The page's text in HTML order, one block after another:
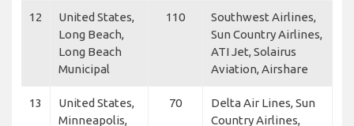
12
United States,
Long Beach,
Long Beach
Municipal
110
Southwest Airlines,
Sun Country Airlines,
ATI Jet, Solairus
Aviation, Airshare
13
United States,
Minneapolis,
70
Delta Air Lines, Sun
Country Airlines,